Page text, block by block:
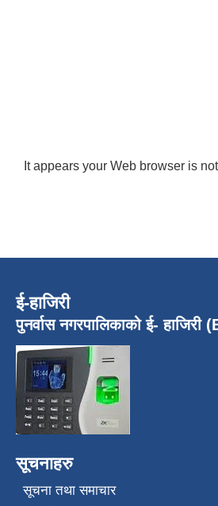
It appears your Web browser is
ई-हाजिरी
पुनर्वास नगरपालिकाको ई-
सूचनाहरु
सूचना तथा समाचार